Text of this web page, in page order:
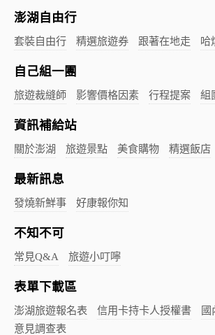
澎湖自由行
套裝自由行 精選旅遊券 跟著在地走 哈
自己組一團
旅遊裁縫師 影響價格因素 行程提案 組
資訊補給站
關於澎湖 旅遊景點 美食購物 精選飯店
最新訊息
發燒新鮮事 好康報你知
不知不可
常見Q&A 旅遊小叮嚀
表單下載區
澎湖旅遊報名表 信用卡持卡人授權書
國
意見調查表